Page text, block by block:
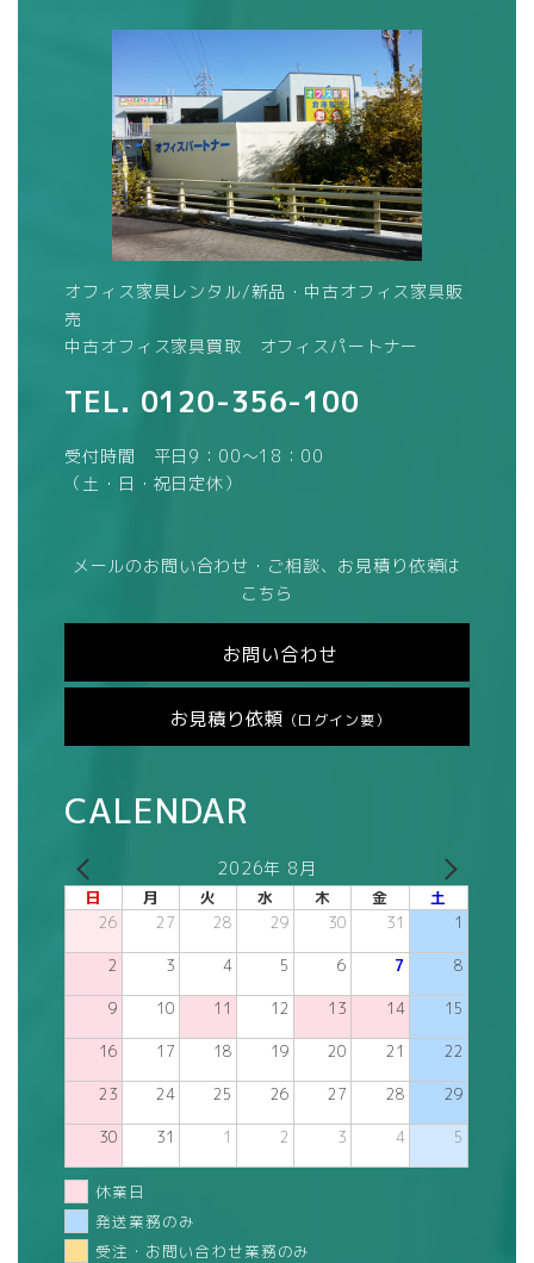
オフィス家具レンタル/新品・中古オフィス家具販
売
中古オフィス家具買取 オフィスパートナー
TEL. 0120-356-100
受付時間 平日9：00～18：00
（土・日・祝日定休）
メールのお問い合わせ・ご相談、お見積り依頼は
こちら
お問い合わせ
お見積り依頼 （ログイン要）
CALENDAR
2026年 8月
日 月 火 水 木 金 土
26 27 28 29 30 31 1
2 3 4 5 6 7 8
9 10 11 12 13 14 15
16 17 18 19 20 21 22
23 24 25 26 27 28 29
30 31 1 2 3 4 5
休業日
発送業務のみ
受注・お問い合わせ業務のみ